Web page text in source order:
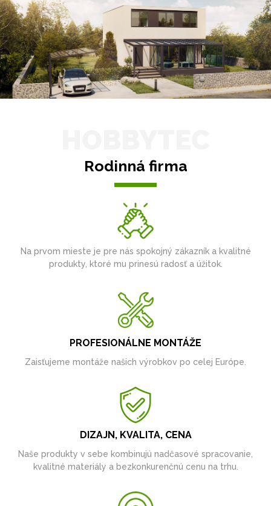
Rodinná firma
Na prvom mieste je pre nás spokojný zákazník a kvalitné
produkty, ktoré mu prinesú radosť a úžitok.
PROFESIONÁLNE MONTÁŽE
Zaisťujeme montáže našich výrobkov po celej Európe.
DIZAJN, KVALITA, CENA
Naše produkty v sebe kombinujú nadčasové spracovanie,
kvalitné materiály a bezkonkurenčnú cenu na trhu.